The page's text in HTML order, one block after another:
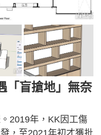
「盲搶地」無奈
2019年，KK因工傷